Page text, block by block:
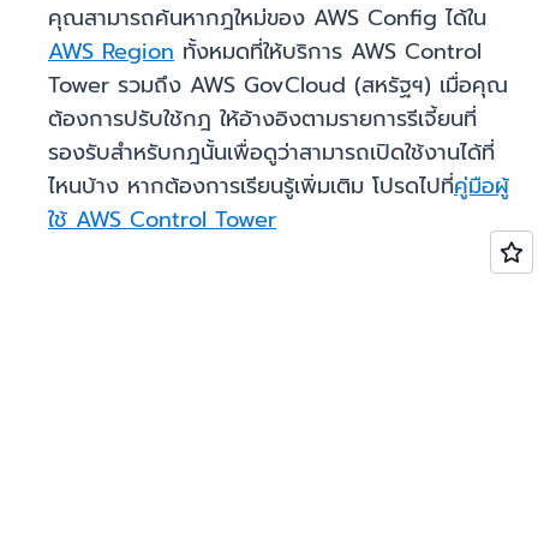
คุณสามารถค้นหากฎใหม่ของ AWS Config ได้ใน
AWS Region ทั้งหมดที่ให้บริการ AWS Control
Tower รวมถึง AWS GovCloud (สหรัฐฯ) เมื่อคุณ
ต้องการปรับใช้กฎ ให้อ้างอิงตามรายการรีเจี้ยนที่
รองรับสำหรับกฎนั้นเพื่อดูว่าสามารถเปิดใช้งานได้ที่
ไหนบ้าง หากต้องการเรียนรู้เพิ่มเติม โปรดไปที่คู่มือผู้
ใช้ AWS Control Tower